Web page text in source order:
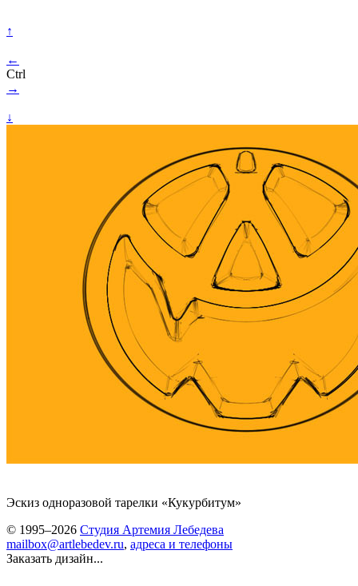
↑
←
Ctrl
→
↓
Эскиз одноразовой тарелки «Кукурбитум»
© 1995–2026 Студия Артемия Лебедева
mailbox@artlebedev.ru, адреса и телефоны
Заказать дизайн...